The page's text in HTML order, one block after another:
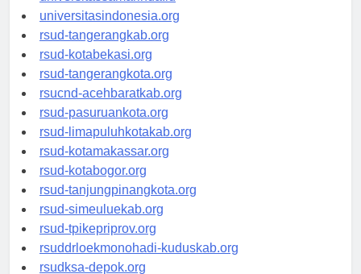
universitassamarinda.id
universitasindonesia.org
rsud-tangerangkab.org
rsud-kotabekasi.org
rsud-tangerangkota.org
rsucnd-acehbaratkab.org
rsud-pasuruankota.org
rsud-limapuluhkotakab.org
rsud-kotamakassar.org
rsud-kotabogor.org
rsud-tanjungpinangkota.org
rsud-simeuluekab.org
rsud-tpikepriprov.org
rsuddrloekmonohadi-kuduskab.org